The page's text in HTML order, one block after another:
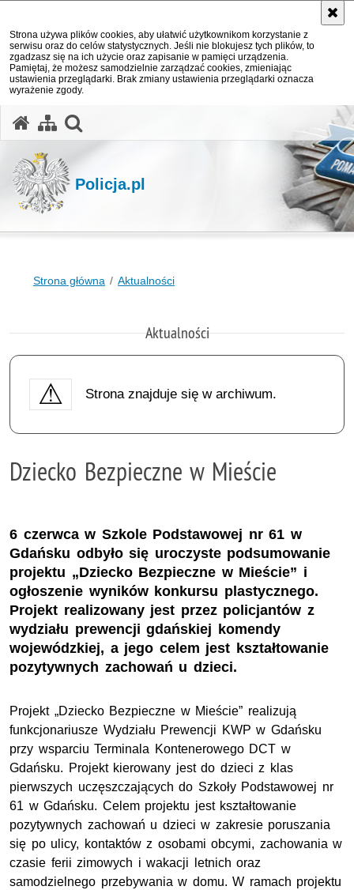
Strona używa plików cookies, aby ułatwić użytkownikom korzystanie z
serwisu oraz do celów statystycznych. Jeśli nie blokujesz tych plików, to
zgadzasz się na ich użycie oraz zapisanie w pamięci urządzenia.
Pamiętaj, że możesz samodzielnie zarządzać cookies, zmieniając
ustawienia przeglądarki. Brak zmiany ustawienia przeglądarki oznacza
wyrażenie zgody.
Policja.pl
Strona główna Aktualności
Aktualności
Strona znajduje się w archiwum.
Dziecko Bezpieczne w Mieście
6 czerwca w Szkole Podstawowej nr 61 w
Gdańsku odbyło się uroczyste podsumowanie
projektu „Dziecko Bezpieczne w Mieście” i
ogłoszenie wyników konkursu plastycznego.
Projekt realizowany jest przez policjantów z
wydziału prewencji gdańskiej komendy
wojewódzkiej, a jego celem jest kształtowanie
pozytywnych zachowań u dzieci.
Projekt „Dziecko Bezpieczne w Mieście” realizują
funkcjonariusze Wydziału Prewencji KWP w Gdańsku
przy wsparciu Terminala Kontenerowego DCT w
Gdańsku. Projekt kierowany jest do dzieci z klas
pierwszych uczęszczających do Szkoły Podstawowej nr
61 w Gdańsku. Celem projektu jest kształtowanie
pozytywnych zachowań u dzieci w zakresie poruszania
się po ulicy, kontaktów z osobami obcymi, zachowania w
czasie ferii zimowych i wakacji letnich oraz
samodzielnego przebywania w domu. W ramach projektu